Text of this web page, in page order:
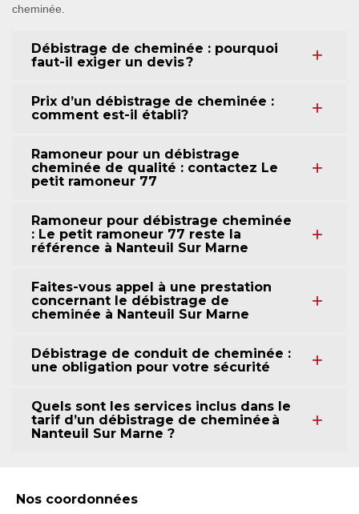
cheminée.
Débistrage de cheminée : pourquoi
faut-il exiger un devis ?
Prix d’un débistrage de cheminée :
comment est-il établi?
Ramoneur pour un débistrage
cheminée de qualité : contactez Le
petit ramoneur 77
Ramoneur pour débistrage cheminée
: Le petit ramoneur 77 reste la
référence à Nanteuil Sur Marne
Faites-vous appel à une prestation
concernant le débistrage de
cheminée à Nanteuil Sur Marne
Débistrage de conduit de cheminée :
une obligation pour votre sécurité
Quels sont les services inclus dans le
tarif d’un débistrage de cheminée à
Nanteuil Sur Marne ?
Nos coordonnées